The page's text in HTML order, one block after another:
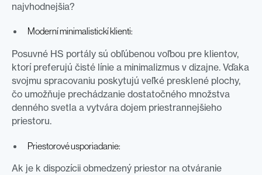
najvhodnejšia?
Moderní minimalistickí klienti:
Posuvné HS portály sú obľúbenou voľbou pre klientov,
ktorí preferujú čisté línie a minimalizmus v dizajne. Vďaka
svojmu spracovaniu poskytujú veľké presklené plochy,
čo umožňuje prechádzanie dostatočného množstva
denného svetla a vytvára dojem priestrannejšieho
priestoru.
Priestorové usporiadanie:
Ak je k dispozícii obmedzený priestor na otváranie